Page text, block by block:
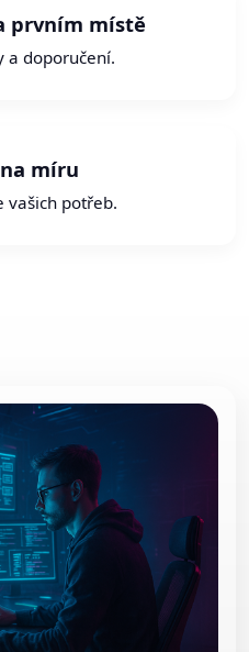
prvním místě
a doporučení.
míru
vašich potřeb.